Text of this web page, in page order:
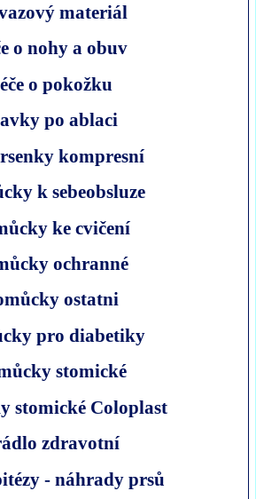
materiál
o nohy a obuv
o pokožku
po ablaci
kompresní
k sebeobsluze
ke cvičení
ochranné
ostatni
pro diabetiky
stomické
stomické Coloplast
zdravotní
- náhrady prsů